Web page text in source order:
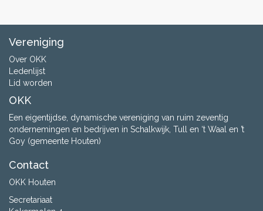
Vereniging
Over OKK
Ledenlijst
Lid worden
OKK
Een eigentijdse, dynamische vereniging van ruim zeventig
ondernemingen en bedrijven in Schalkwijk, Tull en ‘t Waal en ’t
Goy (gemeente Houten)
Contact
OKK Houten
Secretariaat